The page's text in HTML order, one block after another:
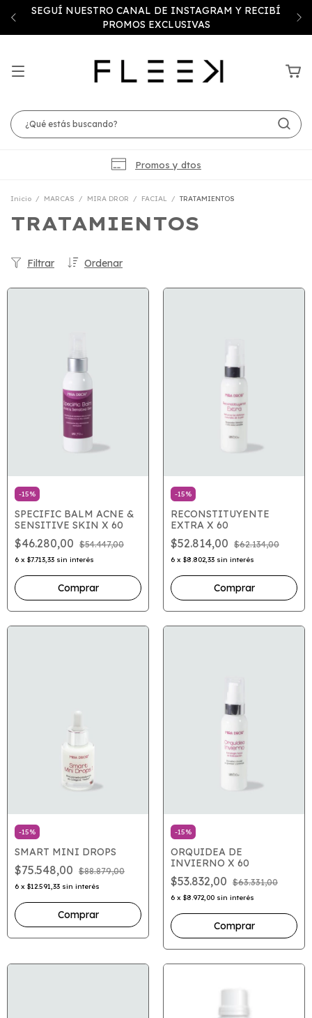
SEGUÍ NUESTRO CANAL DE INSTAGRAM Y RECIBÍ
PROMOS EXCLUSIVAS
Promos y dtos
Inicio / MARCAS / MIRA DROR / FACIAL / TRATAMIENTOS
TRATAMIENTOS
Ordenar
Filtrar
-15%
SPECIFIC BALM ACNE &
SENSITIVE SKIN X 60
$46.280,00 $54.447,00
6 x $7.713,33 sin interés
-15%
RECONSTITUYENTE
EXTRA X 60
$52.814,00 $62.134,00
6 x $8.802,33 sin interés
-15%
SMART MINI DROPS
$75.548,00 $88.879,00
6 x $12.591,33 sin interés
Comprar
-15%
ORQUIDEA DE
INVIERNO X 60
$53.832,00 $63.331,00
6 x $8.972,00 sin interés